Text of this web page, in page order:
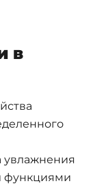
в
увлажнения
функциями